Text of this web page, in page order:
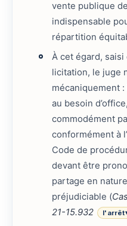
vente publique
indispensable
répartition
À cet égard, saisi
licitation, le juge
mécaniquement
au besoin
commodément
conformément à
Code de
devant être
partage en
préjudiciable (
21-15.932
l'arrêt